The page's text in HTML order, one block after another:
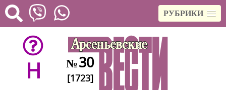
РУБРИКИ
H №30
[1723]